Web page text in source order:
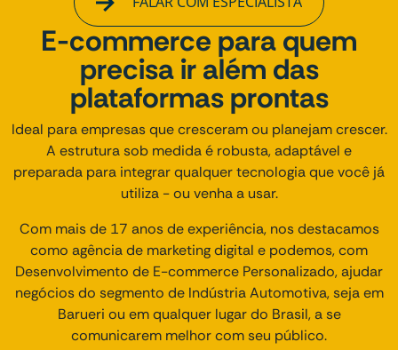
E-commerce para quem
precisa ir além das
plataformas prontas
Ideal para empresas que cresceram ou planejam crescer.
A estrutura sob medida é robusta, adaptável e
preparada para integrar qualquer tecnologia que você já
utiliza - ou venha a usar.
Com mais de 17 anos de experiência, nos destacamos
como agência de marketing digital e podemos, com
Desenvolvimento de E-commerce Personalizado, ajudar
negócios do segmento de Indústria Automotiva, seja em
Barueri ou em qualquer lugar do Brasil, a se
comunicarem melhor com seu público.